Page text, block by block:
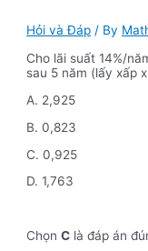
Hỏi và Đáp / By
Cho lãi suất 14%/
sau 5 năm (lấy xấp
A. 2,925
B. 0,823
C. 0,925
D. 1,763
ChọnC là đáp án